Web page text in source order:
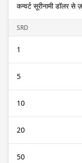
कन्वर्ट सूरीनामी डॉलर से
SRD
1
5
10
20
50